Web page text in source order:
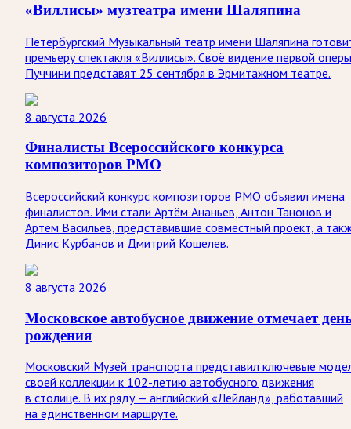
«Виллисы» музтеатра имени Шаляпина
Петербургский Музыкальный театр имени Шаляпина
премьеру спектакля «Виллисы». Своё видение первой оперы
Пуччини представят 25 сентября в Эрмитажном театре.
8 августа 2026
Финалисты Всероссийского конкурса
композиторов РМО
Всероссийский конкурс композиторов РМО объявил имена
финалистов. Ими стали Артём Ананьев, Антон Танонов и
Артём Васильев, представившие совместный проект, а
Динис Курбанов и Дмитрий Кошелев.
8 августа 2026
Московское автобусное движение отмечает
рождения
Московский Музей транспорта представил ключевые
своей коллекции к 102-летию автобусного движения
в столице. В их ряду — английский «Лейланд», работавший
на единственном маршруте.